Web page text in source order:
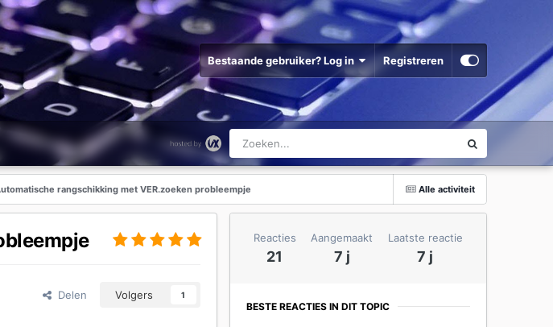
Bestaande gebruiker? Log in Registreren
Alle activiteit
rangschikking met VER.zoeken probleempje
Delen Volgers 1
Reacties
21
Aangemaakt
7 j
Laatste reactie
7 j
BESTE REACTIES IN DIT TOPIC